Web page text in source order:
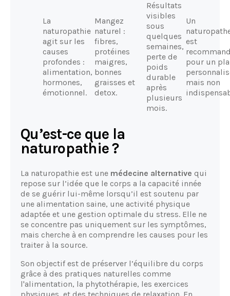
La
naturopathie
agit sur les
causes
profondes :
alimentation,
hormones,
émotionnel.
Mangez
naturel :
fibres,
protéines
maigres,
bonnes
graisses et
detox.
Résultats
visibles
sous
quelques
semaines,
perte de
poids
durable
après
plusieurs
mois.
Un
est
pour un
mais non
Qu’est-ce que la
naturopathie ?
La naturopathie est une médecine alternative qui
repose sur l’idée que le corps a la capacité innée
de se guérir lui-même lorsqu’il est soutenu par
une alimentation saine, une activité physique
adaptée et une gestion optimale du stress. Elle ne
se concentre pas uniquement sur les symptômes,
mais cherche à en comprendre les causes pour les
traiter à la source.
Son objectif est de préserver l’équilibre du corps
grâce à des pratiques naturelles comme
l'alimentation, la phytothérapie, les exercices